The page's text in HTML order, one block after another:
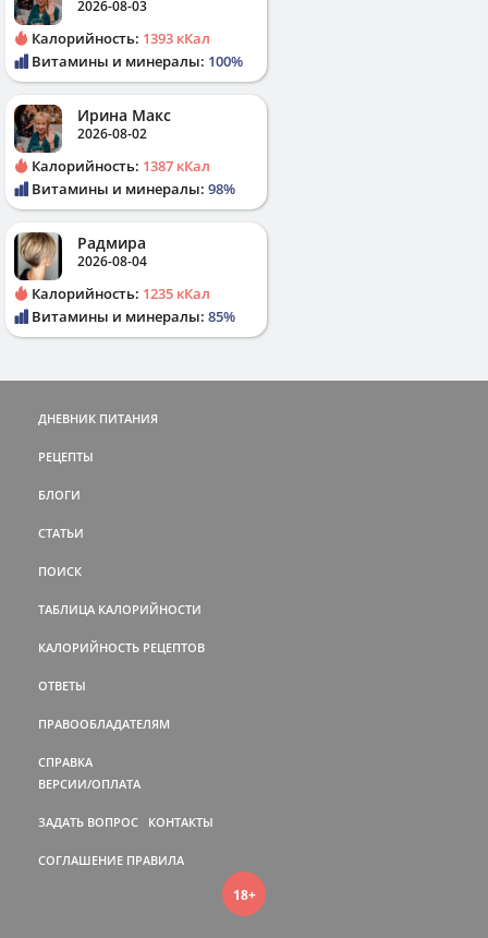
2026-08-03
Калорийность: 1393 кКал
Витамины и минералы: 100%
Ирина Макс
2026-08-02
Калорийность: 1387 кКал
Витамины и минералы: 98%
Радмира
2026-08-04
Калорийность: 1235 кКал
Витамины и минералы: 85%
ДНЕВНИК ПИТАНИЯ
РЕЦЕПТЫ
БЛОГИ
СТАТЬИ
ПОИСК
ТАБЛИЦА КАЛОРИЙНОСТИ
КАЛОРИЙНОСТЬ РЕЦЕПТОВ
ОТВЕТЫ
ПРАВООБЛАДАТЕЛЯМ
СПРАВКА
ВЕРСИИ/ОПЛАТА
ЗАДАТЬ ВОПРОС КОНТАКТЫ
СОГЛАШЕНИЕ ПРАВИЛА
18+